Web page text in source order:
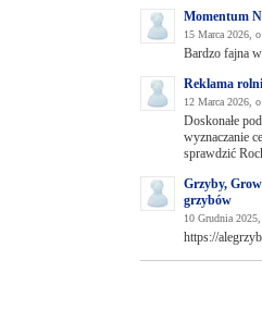
Momentum
15 Marca 2026,
Bardzo fajna
Reklama
12 Marca 2026,
Doskonałe
wyznaczanie
sprawdzić
Grzyby,
grzybów
10 Grudnia
https://